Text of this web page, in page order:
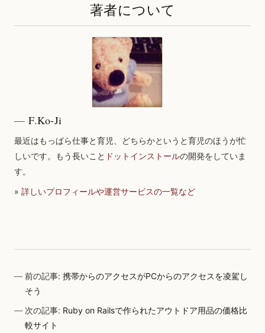
著者について
F.Ko-Ji
最近はもっぱら仕事と育児、どちらかというと育児のほうが忙
しいです。もう長いこと ドットインストールの開発をしていま
す。
» 詳しいプロフィールや運営サービスの一覧など
前の記事:携帯からのアクセスがPCからのアクセスを凌駕し
そう
次の記事: Ruby on Railsで作られたアウトドア用品の価格比
較サイト